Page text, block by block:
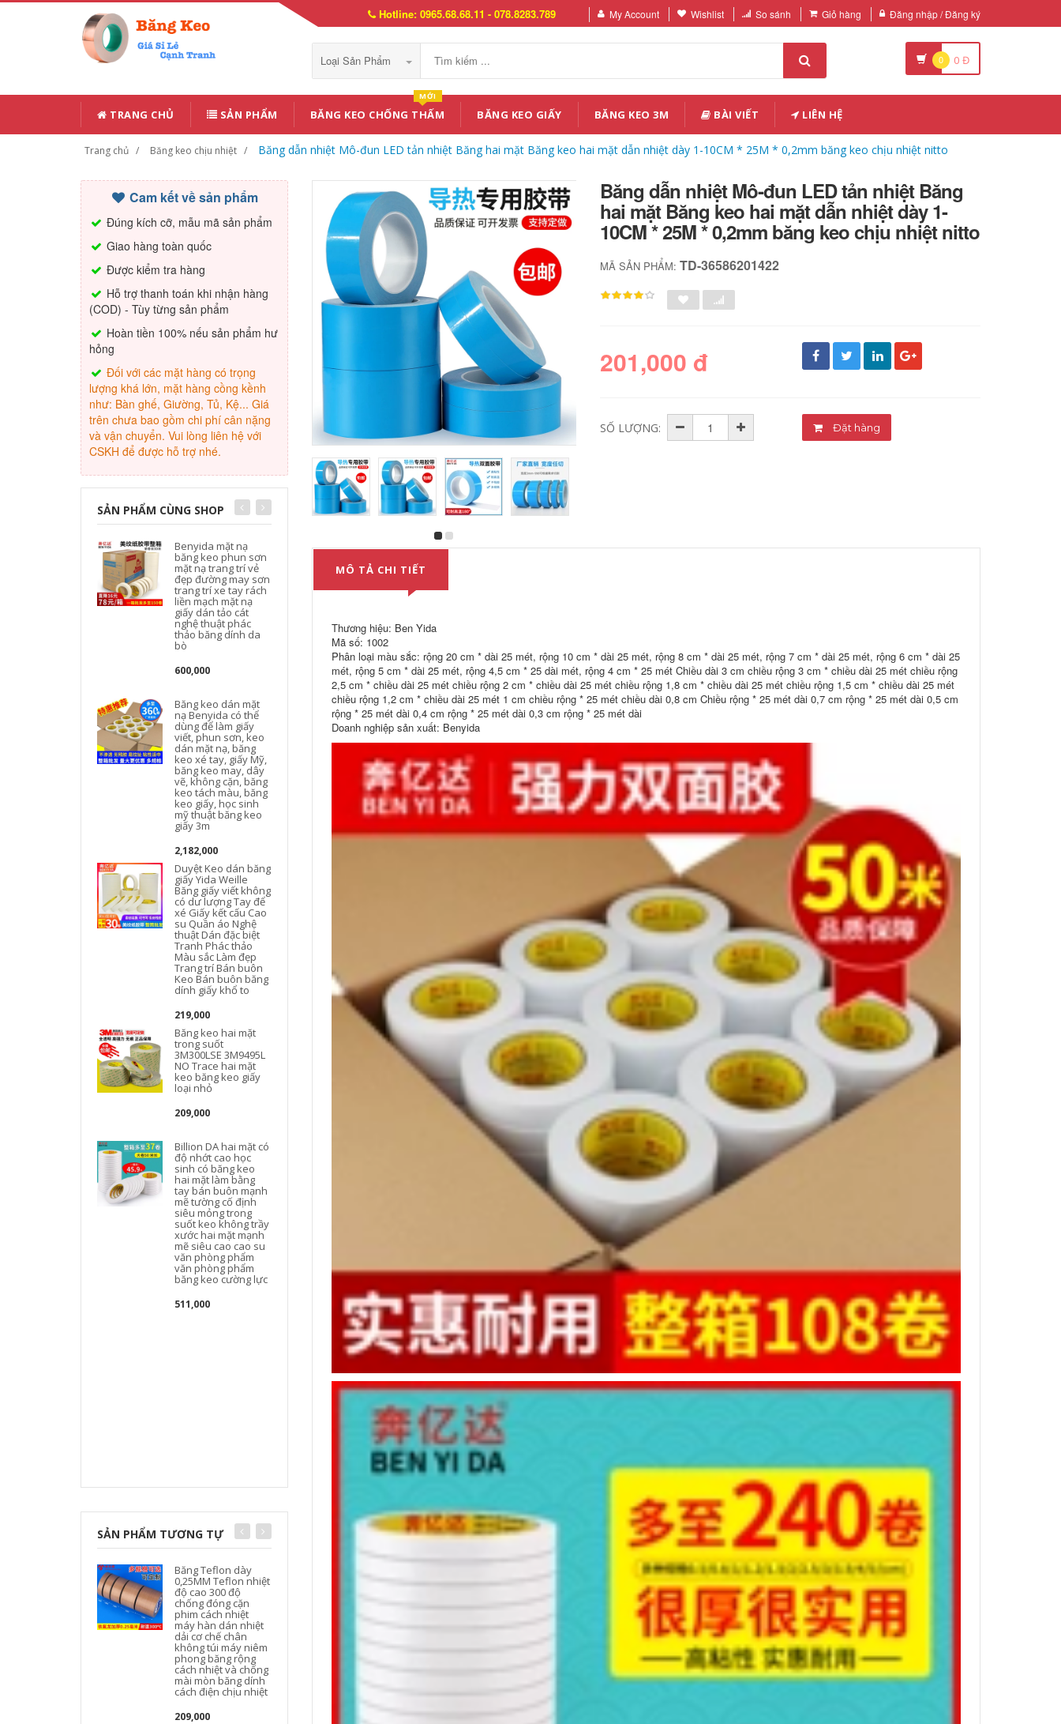
Hotline: 0965.68.68.11 - 078.8283.789 My Account Wishlist So sánh Giỏ hàng Đăng nhập / Đăng ký
Loại Sản Phẩm 0 0 Đ
TRANG CHỦ SẢN PHẨM BĂNG KEO CHỐNG THẤM
MỚI
BĂNG KEO GIẤY BĂNG KEO 3M BÀI VIẾT LIÊN HỆ
Trang chủ Băng keo chịu nhiệt Băng dẫn nhiệt Mô-đun LED tản nhiệt Băng hai mặt Băng keo hai mặt dẫn nhiệt dày 1-10CM * 25M * 0,2mm băng keo chịu nhiệt nitto
Cam kết về sản phẩm
Đúng kích cỡ, mẫu mã sản phẩm
Giao hàng toàn quốc
Được kiểm tra hàng
Hỗ trợ thanh toán khi nhận hàng
(COD) - Tùy từng sản phẩm
Hoàn tiền 100% nếu sản phẩm hư
hỏng
Đối với các mặt hàng có trọng
lượng khá lớn, mặt hàng cồng kềnh
như: Bàn ghế, Giường, Tủ, Kệ... Giá
trên chưa bao gồm chi phí cân nặng
và vận chuyển. Vui lòng liên hệ với
CSKH để được hỗ trợ nhé.
SẢN PHẨM CÙNG SHOP
Benyida mặt nạ
băng keo phun sơn
mặt nạ trang trí vẻ
đẹp đường may sơn
trang trí xe tay rách
liền mạch mặt nạ
giấy dán tảo cát
nghệ thuật phác
thảo băng dính da
bò
600,000
Băng keo dán mặt
nạ Benyida có thể
dùng để làm giấy
viết, phun sơn, keo
dán mặt nạ, băng
keo xé tay, giấy Mỹ,
băng keo may, dây
vẽ, không cặn, băng
keo tách màu, băng
keo giấy, học sinh
mỹ thuật băng keo
giấy 3m
2,182,000
Duyệt Keo dán băng
giấy Yida Weille
Băng giấy viết không
có dư lượng Tay để
xé Giấy kết cấu Cao
su Quần áo Nghệ
thuật Dán đặc biệt
Tranh Phác thảo
Màu sắc Làm đẹp
Trang trí Bán buôn
Keo Bán buôn băng
dính giấy khổ to
219,000
Băng keo hai mặt
trong suốt
3M300LSE 3M9495L
NO Trace hai mặt
keo băng keo giấy
loại nhỏ
209,000
Billion DA hai mặt có
độ nhớt cao học
sinh có băng keo
hai mặt làm bằng
tay bán buôn mạnh
mẽ tường cố định
siêu mỏng trong
suốt keo không trầy
xước hai mặt mạnh
mẽ siêu cao cao su
văn phòng phẩm
văn phòng phẩm
băng keo cường lực
511,000
Bọt keo hai mặt có
Benyida keo bọt
nhớt cao keo dán
hai mặt cố định
văn phòng băng
keo trắng bán buôn
băng keo xốp 2 mặt
siêu dính
515,000
Benyida trong suốt
không đánh dấu
keo hai mặt có độ
đám cưới hai mặt
keo dán không dư
chất kết dính hiện
vật không để lại dấu
vết trên hình ảnh
Tết Trang trí nhà
mới xe cưới không
đánh dấu keo đặc
định mạnh mẽ cho
văn phòng phẩm
công nghiệp Keo hai
mặt siêu dính mà
không để lại vết
Băng keo trong suốt
có thể xé ra khỏi
văn phòng phẩm
bằng tay tài khoản
bán buôn giấy dính
hai mặt keo 2 mặt
208,000
Băng dính hai mặt
bơ, độ nhớt cao, bơ,
băng keo hai mặt độ
dẻo cao, giấy bơ cố
định chắc chắn,
thêu bơ, băng dính
bơ 160u, băng keo
hai mặt, keo vàng,
bơ hai mặt bền màu
vàng băng băng
dính 2 mặt 3m
515,000
Băng keo hai mặt
Bọt keo hai mặt có
độ nhớt cao Băng
keo hai mặt dính
chắc chắn dán
tường cố định
khung ảnh bảng
dính hai mặt băng
keo dán dải băng
keo hai mặt bọt xốp
băng keo 3m 2 mặt
trong suốt
262,000
dán tường cố định
chắc chắn Băng keo
hai mặt không dệt
50 mét cuộn lớn
băng keo hai mặt
chịu nhiệt cho nhà
máy sử dụng trên
cả hai mặt bang
dinh 2 mat
198,000
Băng keo hai mặt
chắc chắn, bọt biển
cố định chắc chắn,
băng dính hai mặt,
độ dẻo cao, không
có vết, dễ rách, băng
phòng, văn phòng
phẩm thủ công mờ,
bán buôn băng keo
hai mặt, loại mỏng
băng keo đen 2 mặt
308,000
Benyida mạnh mẽ
xốp eva keo hai mặt
có độ nhớt cao xốp
dán cố định tường
văn phòng cung cấp
quảng cáo trắng
xốp dán hai mặt
xốp eva móc băng
đục lỗ miễn phí
băng keo đen 2 mặt
193,000
SẢN PHẨM TƯƠNG TỰ
Băng Teflon dày
0,25MM Teflon nhiệt
độ cao 300 độ
chống đóng cặn
phim cách nhiệt
máy hàn dán nhiệt
dải cơ chế chân
không túi máy niêm
phong băng rộng
cách nhiệt và chống
mài mòn băng dính
cách điện chịu nhiệt
209,000
điện Teflon Băng
cao Teflon Băng
mòn Nhiệt độ 300
đóng gói máy hút
chân không và phụ
phong Dao cắt nóng
Băng dính nhiệt độ
cao băng keo 2 mặt
chịu nhiệt 3m
chịu nhiệt độ cao
màu xanh lá cây để
bảo vệ pin lithium
và băng kháng kiềm
Băng bảo vệ mạ
điện thủy tinh PCB
băng keo cách điện
215,000
Băng dẫn nhiệt Mô-đun LED tản nhiệt Băng
hai mặt Băng keo hai mặt dẫn nhiệt dày 1-
10CM * 25M * 0,2mm băng keo chịu nhiệt nitto
MÃ SẢN PHẨM:TD-36586201422
201,000 đ
SỐ LƯỢNG: Đặt hàng
MÔ TẢ CHI TIẾT
Thương hiệu: Ben Yida
Mã số: 1002
Phân loại màu sắc: rộng 20 cm * dài 25 mét, rộng 10 cm * dài 25 mét, rộng 8 cm * dài 25 mét, rộng 7 cm * dài 25 mét, rộng 6 cm * dài 25
mét, rộng 5 cm * dài 25 mét, rộng 4,5 cm * 25 dài mét, rộng 4 cm * 25 mét Chiều dài 3 cm chiều rộng 3 cm * chiều dài 25 mét chiều rộng
2,5 cm * chiều dài 25 mét chiều rộng 2 cm * chiều dài 25 mét chiều rộng 1,8 cm * chiều dài 25 mét chiều rộng 1,5 cm * chiều dài 25 mét
chiều rộng 1,2 cm * chiều dài 25 mét 1 cm chiều rộng * 25 mét chiều dài 0,8 cm Chiều rộng * 25 mét dài 0,7 cm rộng * 25 mét dài 0,5 cm
rộng * 25 mét dài 0,4 cm rộng * 25 mét dài 0,3 cm rộng * 25 mét dài
Doanh nghiệp sản xuất: Benyida